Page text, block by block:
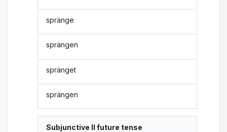
spränge
sprängen
spränget
sprängen
Subjunctive II future tense